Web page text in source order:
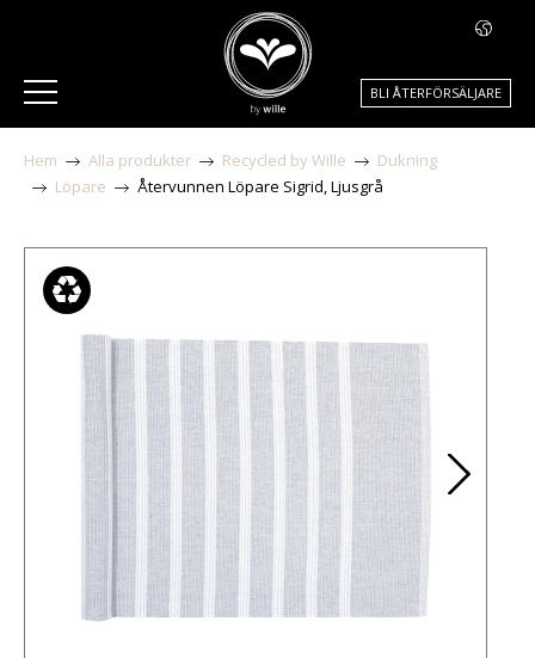
BLI ÅTERFÖRSÄLJARE
Hem Alla produkter Recycled by Wille
Dukning
Löpare
Återvunnen Löpare Sigrid, Ljusgrå